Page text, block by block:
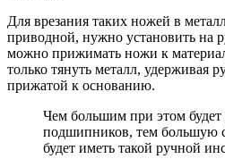
Для врезания таких ножей в
приводной, нужно установить на
можно прижимать ножи к
только тянуть металл, удерживая
прижатой к основанию.
Чем большим при этом будет
подшипников, тем большую
будет иметь такой ручной